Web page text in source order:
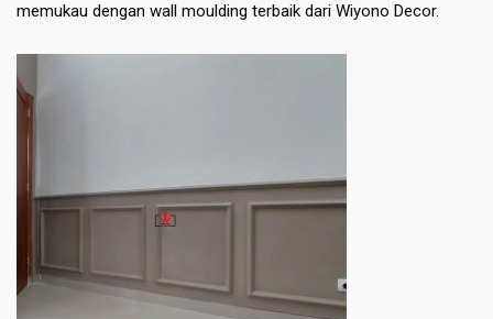
memukau dengan wall moulding terbaik dari Wiyono Decor.